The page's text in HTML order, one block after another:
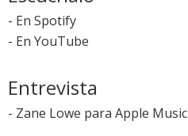
- En Spotify
- En YouTube
Entrevista
- Zane Lowe para Apple Music